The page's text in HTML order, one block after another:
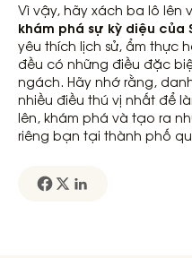
Vì vậy, hãy xách ba lô lên
khám phá sự kỳ diệu của
yêu thích lịch sử, ẩm thực
đều có những điều đặc
ngách. Hãy nhớ rằng,
nhiều điều thú vị nhất để
lên, khám phá và tạo ra
riêng bạn tại thành phố